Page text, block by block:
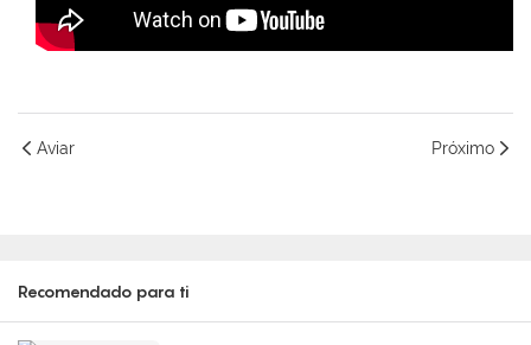
Aviar Próximo
Recomendado para ti